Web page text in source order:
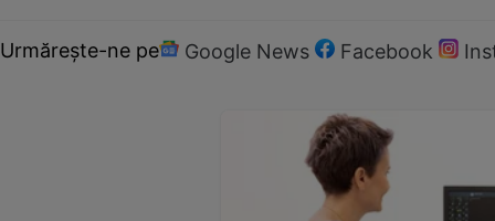
Urmărește-ne pe Google News Facebook